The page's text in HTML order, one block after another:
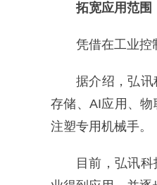
拓宽应用范围
凭借在工业控
据介绍，弘
存储、AI应用、
注塑专用机械手。
目前，弘讯